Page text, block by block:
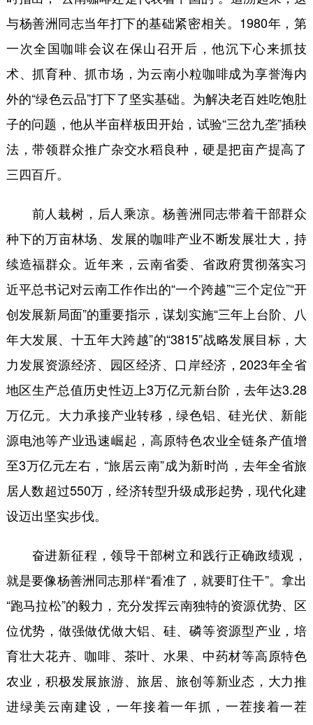
与杨善洲同志当年打下的基础紧密相关。1980年，第
一次全国咖啡会议在保山召开后，他沉下心来抓技
术、抓育种、抓市场，为云南小粒咖啡成为享誉海内
外的“绿色云品”打下了坚实基础。为解决老百姓吃饱肚
子的问题，他从半亩样板田开始，试验“三岔九垄”插秧
法，带领群众推广杂交水稻良种，硬是把亩产提高了
三四百斤。
前人栽树，后人乘凉。杨善洲同志带着干部群众
种下的万亩林场、发展的咖啡产业不断发展壮大，持
续造福群众。近年来，云南省委、省政府贯彻落实习
近平总书记对云南工作作出的“一个跨越”“三个定位”“开
创发展新局面”的重要指示，谋划实施“三年上台阶、八
年大发展、十五年大跨越”的“3815”战略发展目标，大
力发展资源经济、园区经济、口岸经济，2023年全省
地区生产总值历史性迈上3万亿元新台阶，去年达3.28
万亿元。大力承接产业转移，绿色铝、硅光伏、新能
源电池等产业迅速崛起，高原特色农业全链条产值增
至3万亿元左右，“旅居云南”成为新时尚，去年全省旅
居人数超过550万，经济转型升级成形起势，现代化建
设迈出坚实步伐。
奋进新征程，领导干部树立和践行正确政绩观，
就是要像杨善洲同志那样“看准了，就要盯住干”。拿出
“跑马拉松”的毅力，充分发挥云南独特的资源优势、区
位优势，做强做优做大铝、硅、磷等资源型产业，培
育壮大花卉、咖啡、茶叶、水果、中药材等高原特色
农业，积极发展旅游、旅居、旅创等新业态，大力推
进绿美云南建设，一年接着一年抓，一茬接着一茬